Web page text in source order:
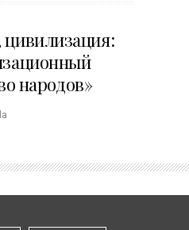
цивилизация:
народов»